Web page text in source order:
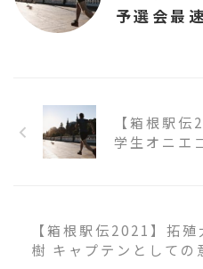
予選会最
【箱根駅
学生オニエ
【箱根駅伝2021】拓
樹 キャプテンとしての